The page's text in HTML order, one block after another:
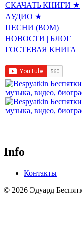
СКАЧАТЬ КНИГИ ★
АУДИО ★
ПЕСНИ (BOM)
НОВОСТИ | БЛОГ
ГОСТЕВАЯ КНИГА
Info
Контакты
© 2026 Эдуард